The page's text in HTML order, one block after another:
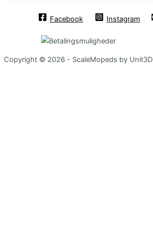
Facebook Instagram
Copyright © 2026 - ScaleMopeds by Unit3D